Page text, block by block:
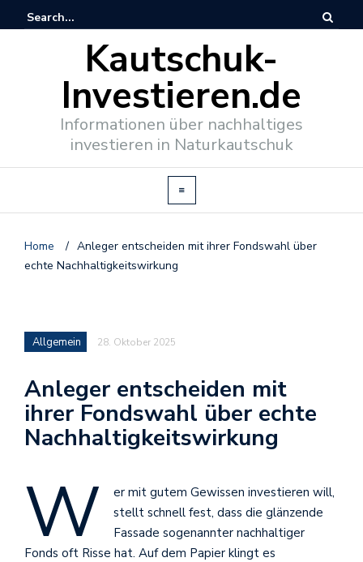
Kautschuk-
Investieren.de
Informationen über nachhaltiges
investieren in Naturkautschuk
Home / Anleger entscheiden mit ihrer Fondswahl über
echte Nachhaltigkeitswirkung
Allgemein 28. Oktober 2025
Anleger entscheiden mit
ihrer Fondswahl über echte
Nachhaltigkeitswirkung
W
er mit gutem Gewissen investieren will,
stellt schnell fest, dass die glänzende
Fassade sogenannter nachhaltiger
Fonds oft Risse hat. Auf dem Papier klingt es